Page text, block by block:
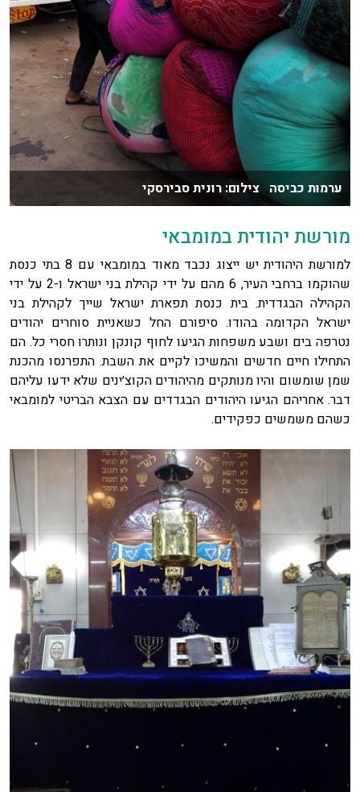
ערמות כביסה צילום: רונית סבירסקי
מורשת יהודית במומבאי
למורשת היהודית יש ייצוג נכבד מאוד במומבאי עם 8 בתי כנסת
שהוקמו ברחבי העיר, 6 מהם על ידי קהילת בני ישראל ו-2 על ידי
הקהילה הבגדדית. בית כנסת תפארת ישראל שייך לקהילת בני
ישראל הקדומה בהודו. סיפורם החל כשאניית סוחרים יהודים
נטרפה בים ושבע משפחות הגיעו לחוף קונקן ונותרו חסרי כל. הם
התחילו חיים חדשים והמשיכו לקיים את השבת. התפרנסו מהכנת
שמן שומשום והיו מנותקים מהיהודים הקוצ׳ינים שלא ידעו עליהם
דבר. אחריהם הגיעו היהודים הבגדדים עם הצבא הבריטי למומבאי
כשהם משמשים כפקידים.